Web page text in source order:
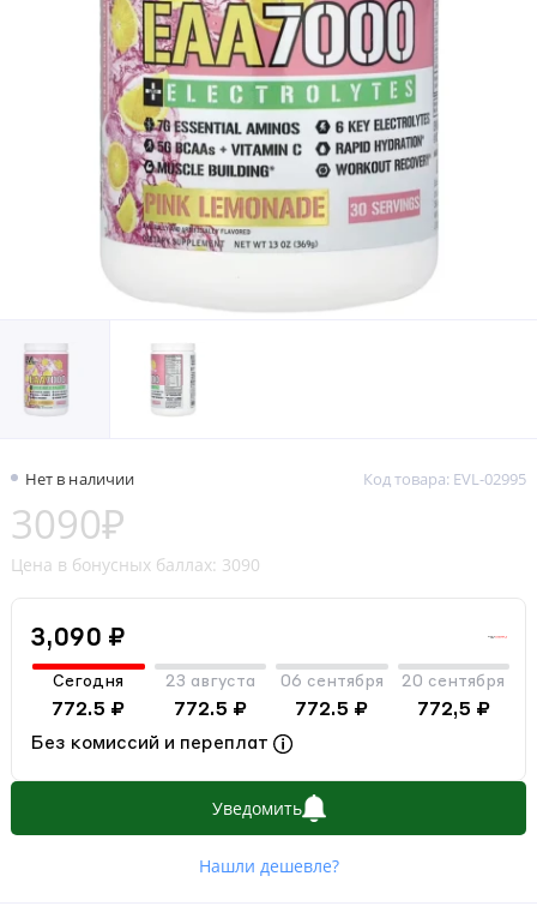
Нет в наличии Код товара: EVL-02995
3090₽
Цена в бонусных баллах: 3090
3,090 ₽
Сегодня
772.5 ₽
23 августа
772.5 ₽
06 сентября
772.5 ₽
20 сентября
772,5 ₽
Без комиссий и переплат
Уведомить
Нашли дешевле?